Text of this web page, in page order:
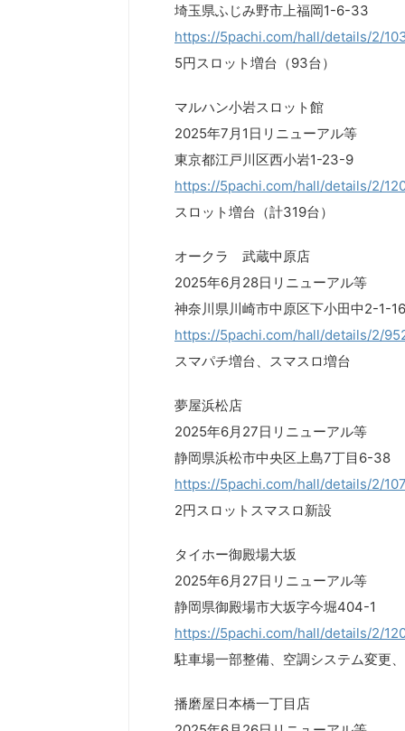
埼玉県ふじみ野市上福岡1-6-33
https://5pachi.com/hall/details/2/
5円スロット増台（93台）
マルハン小岩スロット館
2025年7月1日リニューアル等
東京都江戸川区西小岩1-23-9
https://5pachi.com/hall/details/2/
スロット増台（計319台）
オークラ 武蔵中原店
2025年6月28日リニューアル等
神奈川県川崎市中原区下小田中2-1-16
https://5pachi.com/hall/details/2/
スマパチ増台、スマスロ増台
夢屋浜松店
2025年6月27日リニューアル等
静岡県浜松市中央区上島7丁目6-38
https://5pachi.com/hall/details/2/
2円スロットスマスロ新設
タイホー御殿場大坂
2025年6月27日リニューアル等
静岡県御殿場市大坂字今堀404-1
https://5pachi.com/hall/details/2/
駐車場一部整備、空調システム変更
播磨屋日本橋一丁目店